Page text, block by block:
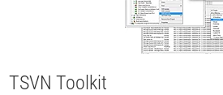
TSVN Toolkit